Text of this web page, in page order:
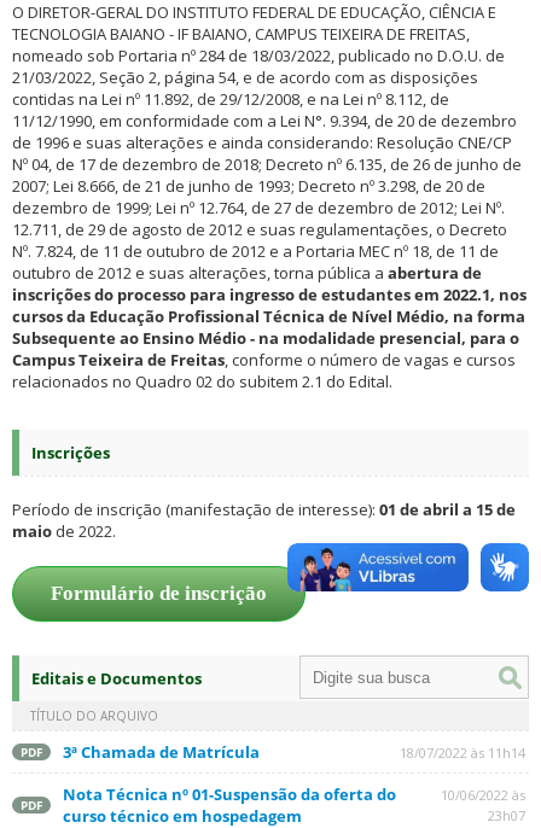
O DIRETOR-GERAL DO INSTITUTO FEDERAL DE EDUCAÇÃO, CIÊNCIA E
TECNOLOGIA BAIANO - IF BAIANO, CAMPUS TEIXEIRA DE FREITAS,
nomeado sob Portaria nº 284 de 18/03/2022, publicado no D.O.U. de
21/03/2022, Seção 2, página 54, e de acordo com as disposições
contidas na Lei nº 11.892, de 29/12/2008, e na Lei nº 8.112, de
11/12/1990, em conformidade com a Lei N°. 9.394, de 20 de dezembro
de 1996 e suas alterações e ainda considerando: Resolução CNE/CP
Nº 04, de 17 de dezembro de 2018; Decreto nº 6.135, de 26 de junho de
2007; Lei 8.666, de 21 de junho de 1993; Decreto nº 3.298, de 20 de
dezembro de 1999; Lei nº 12.764, de 27 de dezembro de 2012; Lei Nº.
12.711, de 29 de agosto de 2012 e suas regulamentações, o Decreto
Nº. 7.824, de 11 de outubro de 2012 e a Portaria MEC nº 18, de 11 de
outubro de 2012 e suas alterações, torna pública a abertura de
inscrições do processo para ingresso de estudantes em 2022.1, nos
cursos da Educação Profissional Técnica de Nível Médio, na forma
Subsequente ao Ensino Médio - na modalidade presencial, para o
Campus Teixeira de Freitas, conforme o número de vagas e cursos
relacionados no Quadro 02 do subitem 2.1 do Edital.
Inscrições
Período de inscrição (manifestação de interesse): 01 de abril a 15 de
maio de 2022.
Formulário de inscrição
Editais e Documentos
TÍTULO DO ARQUIVO
PDF 3ª Chamada de Matrícula 18/07/2022 às 11h14
PDF
Nota Técnica nº 01-Suspensão da oferta do
curso técnico em hospedagem
10/06/2022 às
23h07